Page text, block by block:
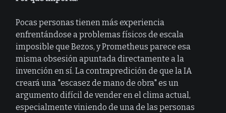
Pocas personas tienen más experiencia
enfrentándose a problemas físicos de escala
imposible que Bezos, y Prometheus parece esa
misma obsesión apuntada directamente a la
invención en sí. La contrapredición de que la IA
creará una "escasez de mano de obra" es un
argumento difícil de vender en el clima actual,
especialmente viniendo de una de las personas